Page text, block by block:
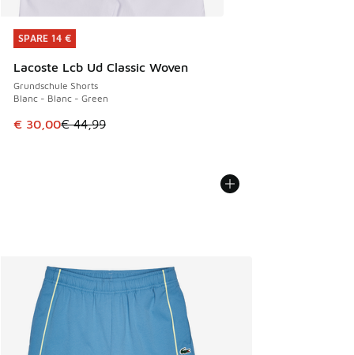
SPARE 14 €
Lacoste Lcb Ud Classic Woven
Grundschule Shorts
Blanc - Blanc - Green
Dieser Artikel ist im Sale. Der Preis ist von € 44,99 auf €
€ 30,00€ 44,99
SPARE 14 €